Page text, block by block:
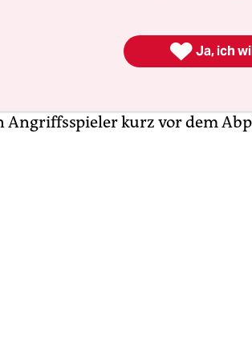
wurde der bisherige
Angriffsspieler kurz vor dem
 Ja, ich